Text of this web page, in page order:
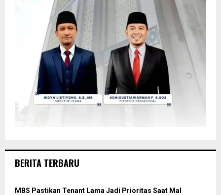
BERITA TERBARU
MBS Pastikan Tenant Lama Jadi Prioritas Saat Mal